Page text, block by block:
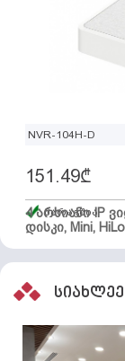
NVR-104H-D
4 არხიანი IP
დისკი, Mini,
151.49₾
მარაგშია